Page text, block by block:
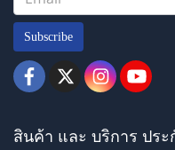
Subscribe
สินค้า และ บริการ ประ